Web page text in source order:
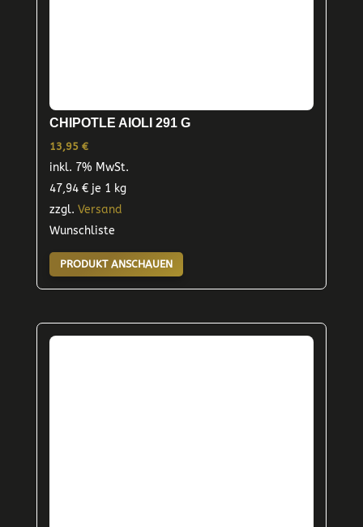
CHIPOTLE AIOLI 291 G
13,95 €
inkl. 7% MwSt.
47,94 €je 1 kg
zzgl. Versand
Wunschliste
PRODUKT ANSCHAUEN